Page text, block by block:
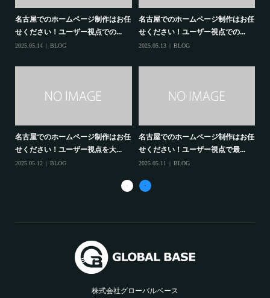
名古屋でのホームページ制作はお任
せください！ユーザー視点での...
2025.05.14 BLOG
名古屋でのホームページ制作はお任
せください！ユーザー視点での...
2025.05.13 BLOG
名古屋でのホームページ制作はお任
せください！ユーザー視点を大...
2025.05.12 BLOG
名古屋でのホームページ制作はお任
せください！ユーザー視点で最...
2025.05.11 BLOG
株式会社グローバルベース